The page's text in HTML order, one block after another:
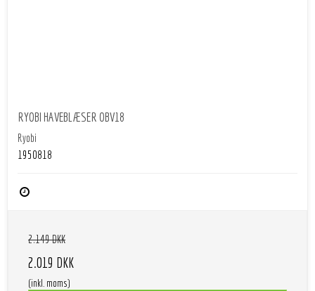
RYOBI HAVEBLÆSER OBV18
Ryobi
1950818
2.149 DKK
2.019 DKK
(inkl. moms)